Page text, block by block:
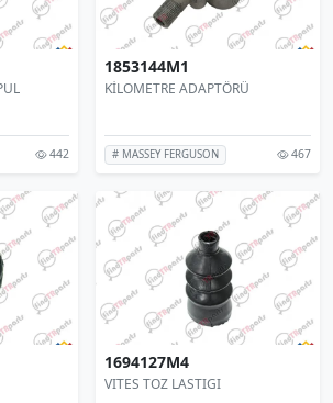
442
1853144M1
KİLOMETRE ADAPTÖRÜ
# MASSEY FERGUSON 467
1694127M4
VITES TOZ LASTIGI